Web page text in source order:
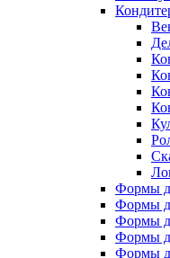
Формы
Формы
Формы
Формы
Формы